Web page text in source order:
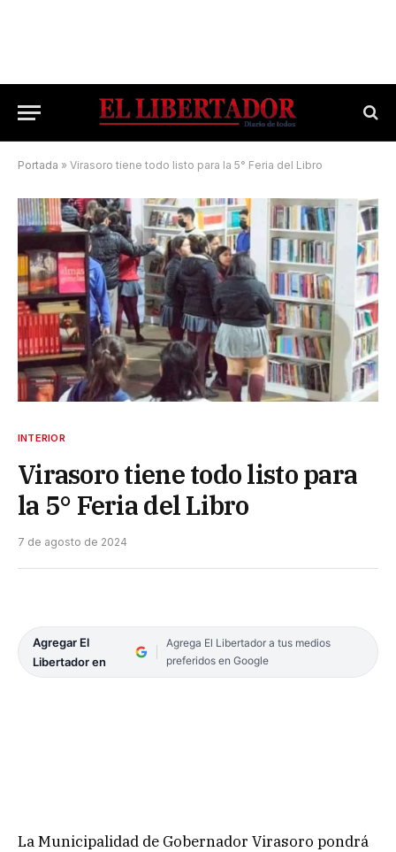
Portada » Virasoro tiene todo listo para la 5° Feria del Libro
INTERIOR
Virasoro tiene todo listo para
la 5° Feria del Libro
7 de agosto de 2024
Agregar El
Libertador en
Agrega El Libertador a tus medios
preferidos en Google
La Municipalidad de Gobernador Virasoro pondrá